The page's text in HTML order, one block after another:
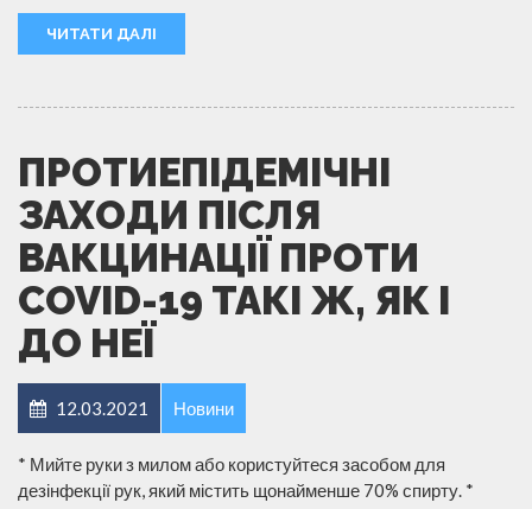
ЧИТАТИ ДАЛІ
ПРОТИЕПІДЕМІЧНІ
ЗАХОДИ ПІСЛЯ
ВАКЦИНАЦІЇ ПРОТИ
COVID-19 ТАКІ Ж, ЯК І
ДО НЕЇ
12.03.2021 Новини
* Мийте руки з милом або користуйтеся засобом для
дезінфекції рук, який містить щонайменше 70% спирту. *